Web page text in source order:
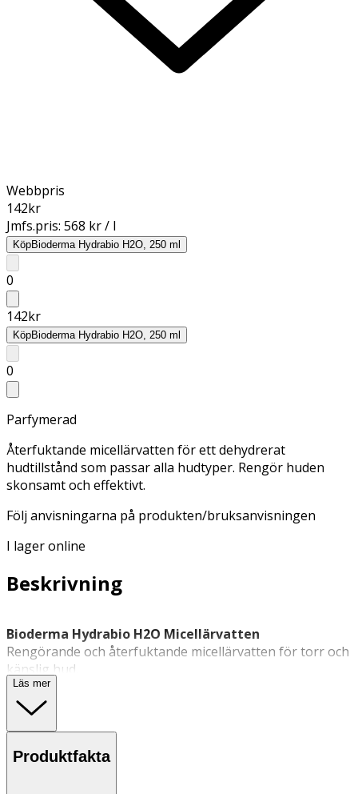
Webbpris
142kr
Jmfs.pris: 568 kr / l
KöpBioderma Hydrabio H2O, 250 ml
0
142kr
KöpBioderma Hydrabio H2O, 250 ml
0
Parfymerad
Återfuktande micellärvatten för ett dehydrerat
hudtillstånd som passar alla hudtyper. Rengör huden
skonsamt och effektivt.
Följ anvisningarna på produkten/bruksanvisningen
I lager online
Beskrivning
Bioderma Hydrabio H2O Micellärvatten
Rengörande och återfuktande micellärvatten för torr och
känslig hud.
Bioderma Hydrabio H2O är ett
känslig och fuktfattig hud. Produkten rengör huden
skonsamt från makeup, smuts och föroreningar
samtidigt som den återfuktar och ger huden en mjuk och
Läs mer
Produktfakta